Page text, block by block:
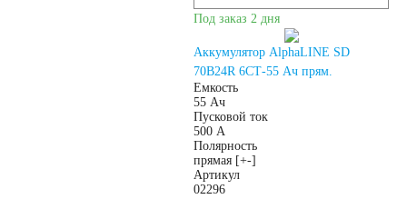
Аккумуляторы для
Под заказ 2 дня
Аккумулятор AlphaLINE SD
70B24R 6СТ-55 Ач прям.
Емкость
55 Ач
Пусковой ток
500 А
Полярность
прямая [+-]
Артикул
02296